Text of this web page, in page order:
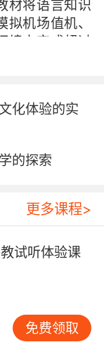
材将语言知识
机场值机、
境中完成超过
范大学外语
+场景应用的
求，VIPKID
员的学习轨
据被实时记
程难度。例
的影视片段赏
的双重目标。
并重 外教质
严格的教师筛
TEFL证书
互动、文化敏
美外教录取率
本科以上学历
化体验的实
的探索
更多课程>
试听体验课
免费领取